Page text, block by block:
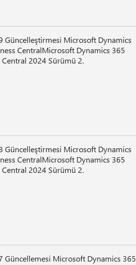
Güncelleştirmesi Microsoft Dynamics
CentralMicrosoft Dynamics 365
Central 2024 Sürümü 2.
Güncelleştirmesi Microsoft Dynamics
CentralMicrosoft Dynamics 365
Central 2024 Sürümü 2.
Güncellemesi Microsoft Dynamics 365